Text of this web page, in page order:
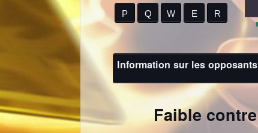
P Q W E R
Information sur les opposants
Faible contre